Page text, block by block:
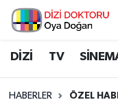
DİZİ TV
HABERLER ÖZEL
İstanbul